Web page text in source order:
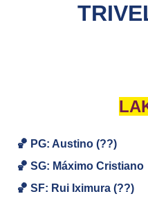
🏀 PG: Austino (??)
🏀 SG: Máximo Cristiano
🏀 SF: Rui Iximura (??)